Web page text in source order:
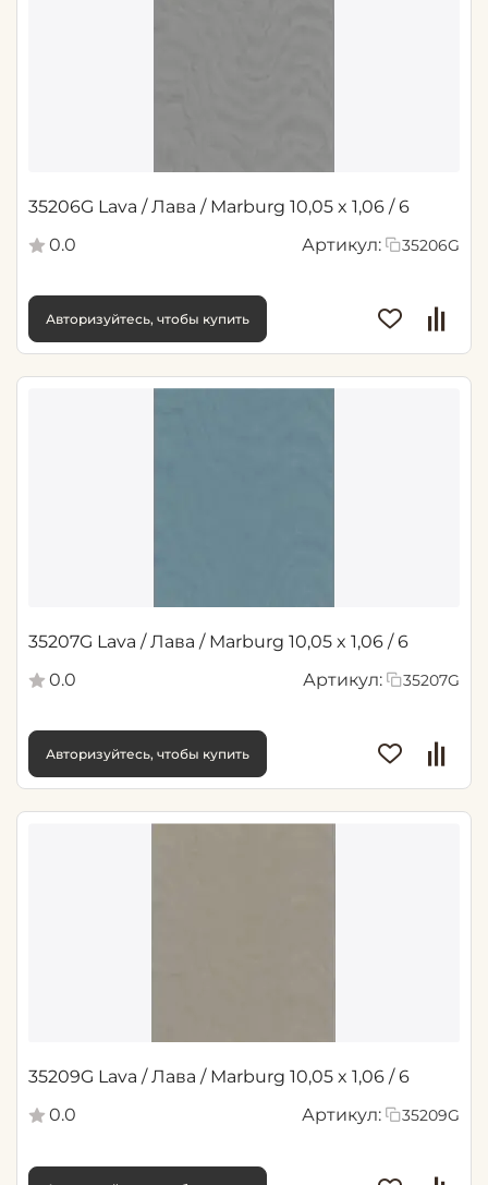
35206G Lava / Лава / Marburg 10,05 x 1,06 / 6
0.0
Артикул: 35206G
Авторизуйтесь, чтобы купить
35207G Lava / Лава / Marburg 10,05 x 1,06 / 6
0.0
Артикул: 35207G
Авторизуйтесь, чтобы купить
35209G Lava / Лава / Marburg 10,05 x 1,06 / 6
0.0
Артикул: 35209G